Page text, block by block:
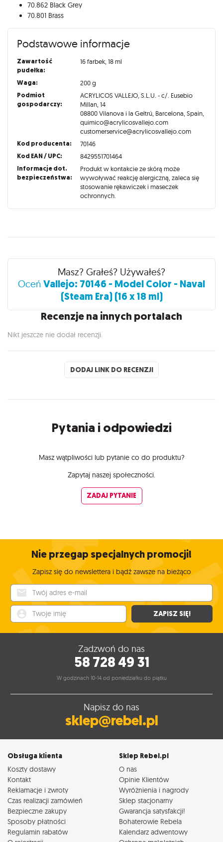
70.862 Black Grey
70.801 Brass
Podstawowe informacje
Zawartość
pudełka:
16 farbek, 18 ml
Waga: 200 g
Podmiot
gospodarczy:
ACRYLICOS VALLEJO, S.L.U. - c/. Eusebio
Millan, 14
08800 Vilanova i la Geltrú, Barcelona, Spain,
quimico@acrylicosvallejo.com
customerservice@acrylicosvallejo.com
Kod producenta: 70146
Kod EAN / UPC: 8429551701464
Informacje dot.
bezpieczeństwa:
Produkt w kontakcie ze skórą może
wywoływać reakcję alergiczną, zaleca się
stosowanie rękawiczek i maseczek
ochronnych.
Recenzje
Masz? Grałeś? Używałeś?
Oceń Vallejo: 70146 - Model Color - Naval
(Steam Era) (16 x 18 ml)
Recenzje na innych portalach
Nikt jeszcze nie dodał recenzji.
DODAJ LINK DO RECENZJI
Pytania i odpowiedzi
Masz wątpliwości lub pytanie co do produktu?
Zapytaj naszej społeczności.
ZADAJ PYTANIE
Nie przegap specjalnych promocji!
Zapisz się do newslettera i bądź zawsze na bieżąco
ZAPISZ SIĘ!
Zadzwoń do nas
58 728 49 31
W godzinach 10-14 od poniedziałku do piątku
Napisz do nas
sklep@rebel.pl
Obsługa klienta
Koszty dostawy
Kontakt
Reklamacje i zwroty
Czas realizacji zamówień
Bezpieczne zakupy
Sposoby płatności
Regulamin rabatów
Sklep Rebel.pl
O nas
Opinie Klientów
Wyróżnienia i nagrody
Sklep stacjonarny
Gwarancja satysfakcji!
Bohaterowie Rebela
Kalendarz adwentowy